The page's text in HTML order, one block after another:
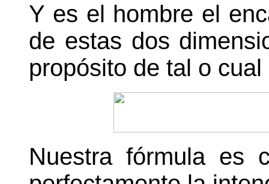
Y es el hombre el
de estas dos
propósito de tal o
Nuestra fórmula es